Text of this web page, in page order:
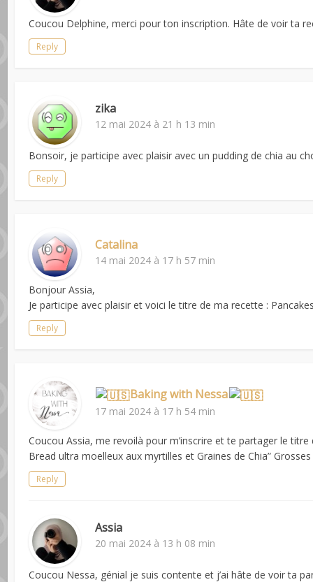
Coucou Delphine, merci pour ton inscription. Hâte de voir ta
Reply
zika
12 mai 2024 à 21 h 13 min
Bonsoir, je participe avec plaisir avec un pudding de chia au
Reply
Catalina
14 mai 2024 à 17 h 57 min
Bonjour Assia,
Je participe avec plaisir et voici le titre de ma recette :
Reply
Baking with Nessa
17 mai 2024 à 17 h 54 min
Coucou Assia, me revoilà pour m’inscrire et te partager le
Bread ultra moelleux aux myrtilles et Graines de Chia”
Reply
Assia
20 mai 2024 à 13 h 08 min
Coucou Nessa, génial je suis contente et j’ai hâte de voir ta